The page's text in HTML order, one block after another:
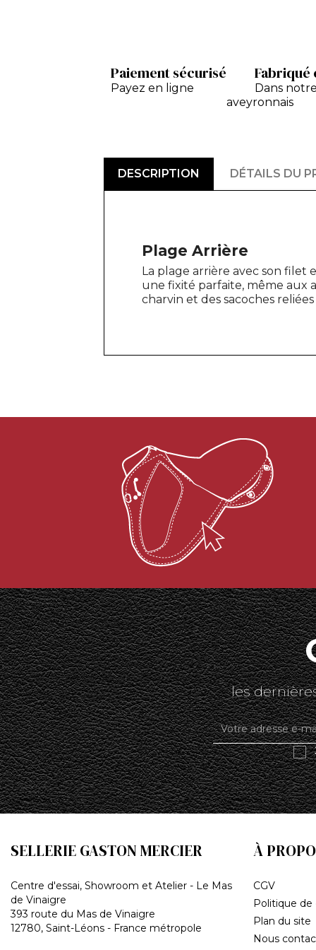
Paiement sécurisé
Payez en ligne
Fabriqué
Dans
aveyronnais
DESCRIPTION DÉTAILS DU
Plage Arrière
La plage arrière avec son filet
une fixité parfaite, même aux
charvin et des sacoches
les
SELLERIE GASTON MERCIER
Centre d'essai, Showroom et Atelier - Le Mas
de Vinaigre
393 route du Mas de Vinaigre
12780, Saint-Léons - France métropole
À
CGV
Politique
Plan du site
Nous